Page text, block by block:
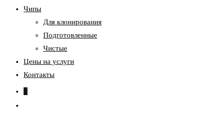
Чипы
Для клонирования
Подготовленные
Чистые
Цены на услуги
Контакты
0